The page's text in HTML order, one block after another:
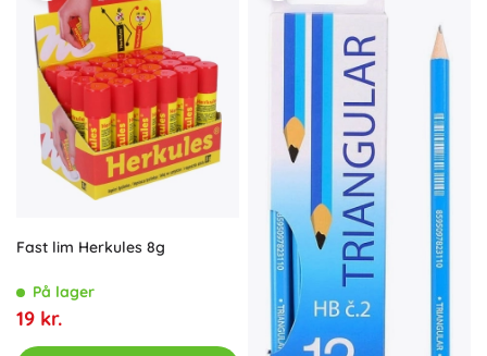
Fast lim Herkules 8g
På lager
19 kr.